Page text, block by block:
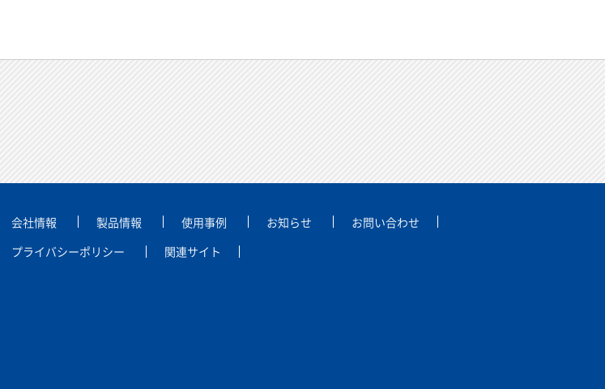
会社情報 製品情報 使用事例 お知らせ
お問い合わせ
プライバシーポリシー
関連サイト